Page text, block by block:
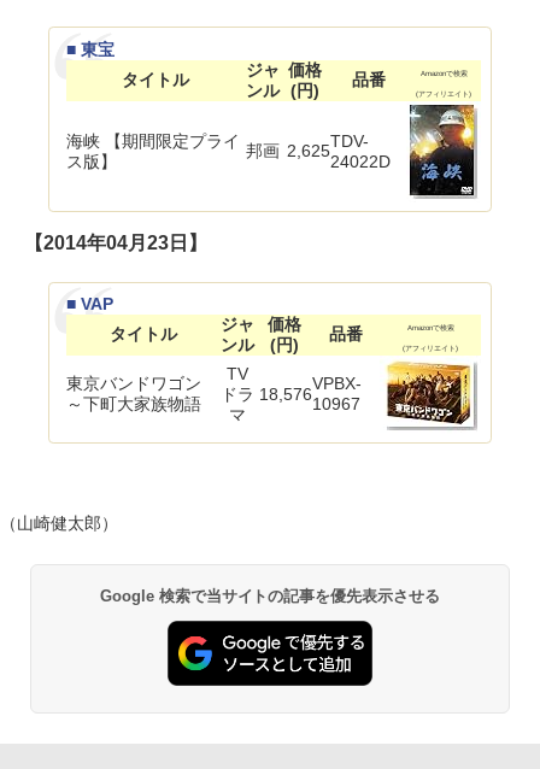
■ 東宝
タイトル
ジャ
ンル
価格
(円)
品番 Amazonで検索
(アフィリエイト)
海峡 【期間限定プライ
ス版】
邦画 2,625TDV-
24022D
【2014年04月23日】
■ VAP
タイトル
ジャ
ンル
価格
(円)
品番 Amazonで検索
(アフィリエイト)
東京バンドワゴン
～下町大家族物語
TV
ドラ
マ
18,576
VPBX-
10967
（山崎健太郎）
Google 検索で当サイトの記事を優先表示させる